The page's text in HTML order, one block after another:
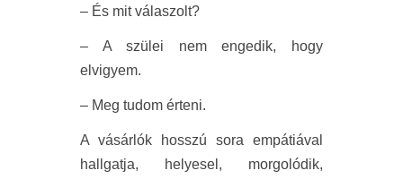
– És mit válaszolt?
– A szülei nem engedik, hogy
elvigyem.
– Meg tudom érteni.
A vásárlók hosszú sora empátiával
hallgatja, helyesel, morgolódik,